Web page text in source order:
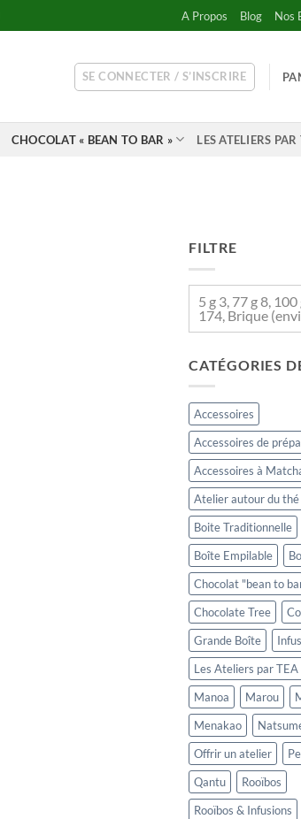
A Propos Blog Nos
SE CONNECTER / S’INSCRIRE
CHOCOLAT « BEAN TO BAR » LES ATELIERS
FILTRE
5 g 3, 77 g 8,
174, Brique
CATÉGORIES
Accessoires
Accessoires de
Accessoires à
Atelier autour du thé
Boite Traditionnelle
Boîte Empilable
Chocolat "bean to
Chocolate Tree
Grande Boîte
Les Ateliers par TEA
Manoa
Marou
Menakao
Offrir un atelier
Qantu
Rooïbos
Rooïbos & Infusions